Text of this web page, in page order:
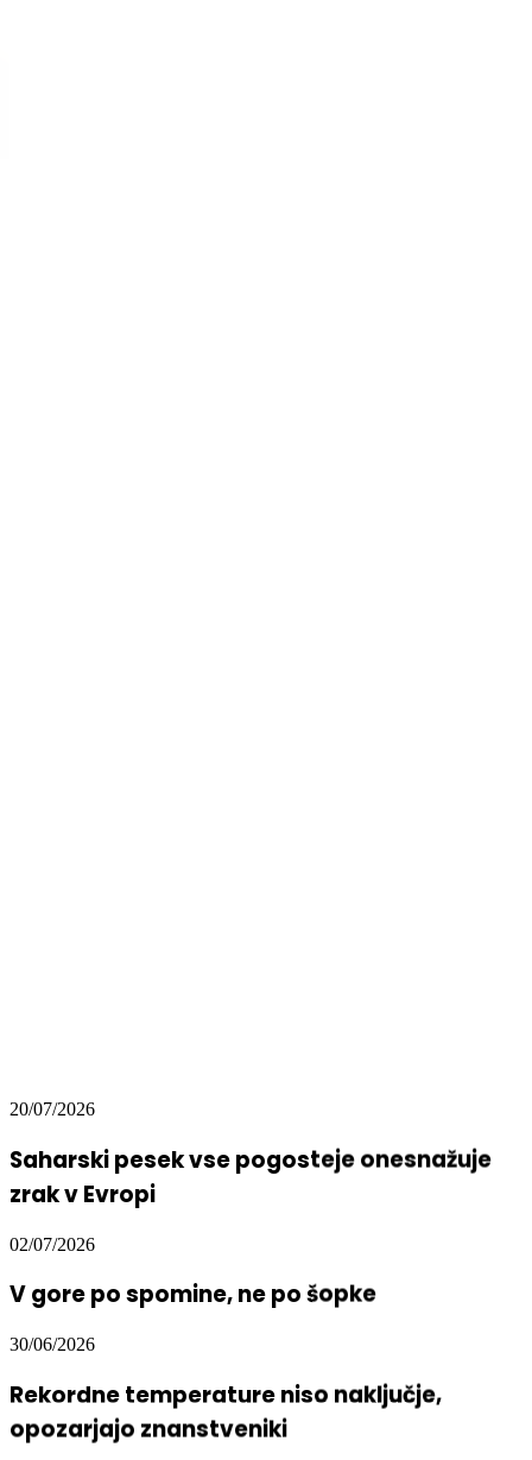
Saharski pesek vse pogosteje onesnažuje
zrak v Evropi
V gore po spomine, ne po šopke
Rekordne temperature niso naključje,
opozarjajo znanstveniki